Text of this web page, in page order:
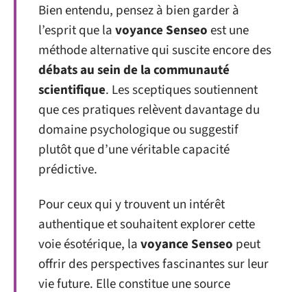
Bien entendu, pensez à bien garder à
l’esprit que lavoyance Senseoest une
méthode alternative qui suscite encore des
débats au sein de la communauté
scientifique. Les sceptiques soutiennent
que ces pratiques relèvent davantage du
domaine psychologique ou suggestif
plutôt que d’une véritable capacité
prédictive.
Pour ceux qui y trouvent un intérêt
authentique et souhaitent explorer cette
voie ésotérique, lavoyance Senseo peut
offrir des perspectives fascinantes sur leur
vie future. Elle constitue une source